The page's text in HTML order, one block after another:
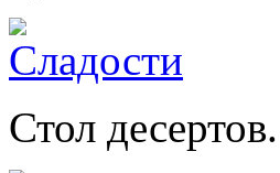
Стол десертов.